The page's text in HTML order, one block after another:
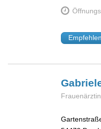
Empfehlen
Frauenärztin